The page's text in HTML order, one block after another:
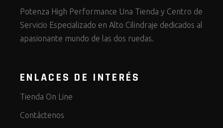
Potenza High Performance Una Tienda y Centro de
Servicio Especializado en Alto Cilindraje dedicados al
apasionante mundo de las dos ruedas.
ENLACES DE INTERÉS
Tienda On Line
Contáctenos